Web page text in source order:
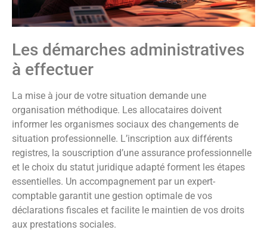
Les démarches administratives
à effectuer
La mise à jour de votre situation demande une
organisation méthodique. Les allocataires doivent
informer les organismes sociaux des changements de
situation professionnelle. L’inscription aux différents
registres, la souscription d’une assurance professionnelle
et le choix du statut juridique adapté forment les étapes
essentielles. Un accompagnement par un expert-
comptable garantit une gestion optimale de vos
déclarations fiscales et facilite le maintien de vos droits
aux prestations sociales.